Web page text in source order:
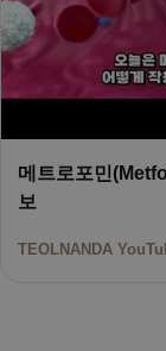
메트로포민
보
TEOLNANDA